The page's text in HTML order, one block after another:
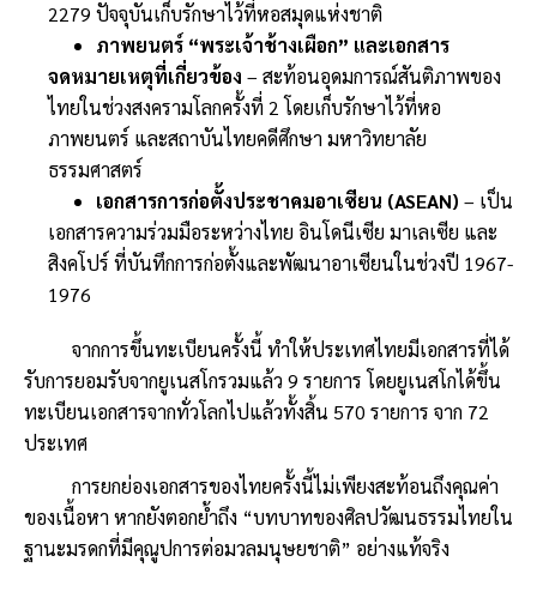
2279 ปัจจุบันเก็บรักษาไว้ที่หอสมุดแห่งชาติ
ภาพยนตร์ “พระเจ้าช้างเผือก” และเอกสาร
จดหมายเหตุที่เกี่ยวข้อง – สะท้อนอุดมการณ์สันติภาพของ
ไทยในช่วงสงครามโลกครั้งที่ 2 โดยเก็บรักษาไว้ที่หอ
ภาพยนตร์ และสถาบันไทยคดีศึกษา มหาวิทยาลัย
ธรรมศาสตร์
เอกสารการก่อตั้งประชาคมอาเซียน (ASEAN) – เป็น
เอกสารความร่วมมือระหว่างไทย อินโดนีเซีย มาเลเซีย และ
สิงคโปร์ ที่บันทึกการก่อตั้งและพัฒนาอาเซียนในช่วงปี 1967-
1976
จากการขึ้นทะเบียนครั้งนี้ ทำให้ประเทศไทยมีเอกสารที่ได้
รับการยอมรับจากยูเนสโกรวมแล้ว 9 รายการ โดยยูเนสโกได้ขึ้น
ทะเบียนเอกสารจากทั่วโลกไปแล้วทั้งสิ้น 570 รายการ จาก 72
ประเทศ
การยกย่องเอกสารของไทยครั้งนี้ไม่เพียงสะท้อนถึงคุณค่า
ของเนื้อหา หากยังตอกย้ำถึง “บทบาทของศิลปวัฒนธรรมไทยใน
ฐานะมรดกที่มีคุณูปการต่อมวลมนุษยชาติ” อย่างแท้จริง